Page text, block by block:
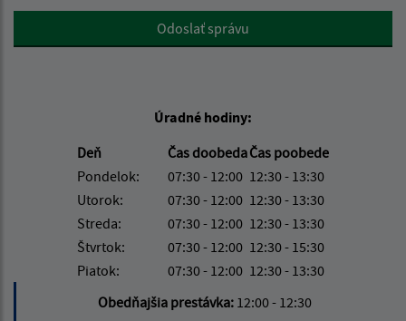
Google reCaptcha ResponseOdoslať správu
Úradné hodiny:
Deň
Čas doobedaČas poobede
Pondelok:
07:30 - 12:00 12:30 - 13:30
Utorok:
07:30 - 12:00 12:30 - 13:30
Streda:
07:30 - 12:00 12:30 - 13:30
Štvrtok:
07:30 - 12:00 12:30 - 15:30
Piatok:
07:30 - 12:00 12:30 - 13:30
Obedňajšia prestávka: 12:00 - 12:30